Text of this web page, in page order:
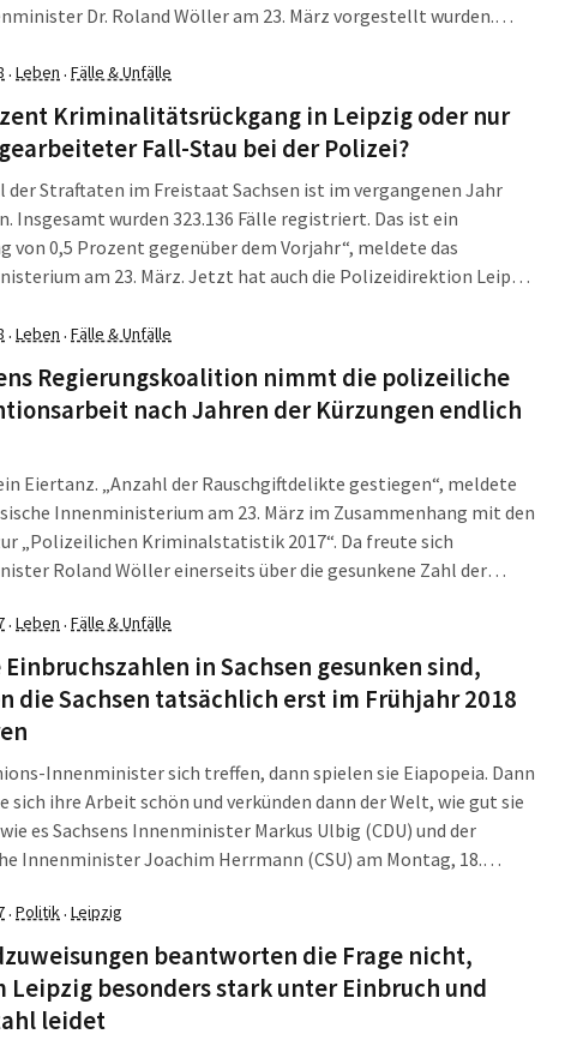
Dr. Roland Wöller am 23. März vorgestellt wurden.
Ei untergemogelt. Valentin Lippmann hat die
jetzt im Landtag publik gemacht.
· Leben · Fälle & Unfälle
Kriminalitätsrückgang in Leipzig oder nur
Fall-Stau bei der Polizei?
der Straftaten im Freistaat Sachsen ist im vergangenen Jahr
Insgesamt wurden 323.136 Fälle registriert. Das ist ein
von 0,5 Prozent gegenüber dem Vorjahr“, meldete das
am 23. März. Jetzt hat auch die Polizeidirektion Leipzig
Zahlenspielereien. Denn danach wäre die Stadt
allein für den Rückgang verantwortlich.
· Leben · Fälle & Unfälle
Regierungskoalition nimmt die polizeiliche
nach Jahren der Kürzungen endlich
Eiertanz. „Anzahl der Rauschgiftdelikte gestiegen“, meldete
Innenministerium am 23. März im Zusammenhang mit den
„Polizeilichen Kriminalstatistik 2017“. Da freute sich
Roland Wöller einerseits über die gesunkene Zahl der
· Leben · Fälle & Unfälle
Einbruchszahlen in Sachsen gesunken sind,
die Sachsen tatsächlich erst im Frühjahr 2018
Innenminister sich treffen, dann spielen sie Eiapopeia. Dann
sich ihre Arbeit schön und verkünden dann der Welt, wie gut sie
es Sachsens Innenminister Markus Ulbig (CDU) und der
Innenminister Joachim Herrmann (CSU) am Montag, 18.
Allianz. Mit zumindest etwas windigen Zahlen.
· Politik· Leipzig
beantworten die Frage nicht,
Leipzig besonders stark unter Einbruch und
leidet